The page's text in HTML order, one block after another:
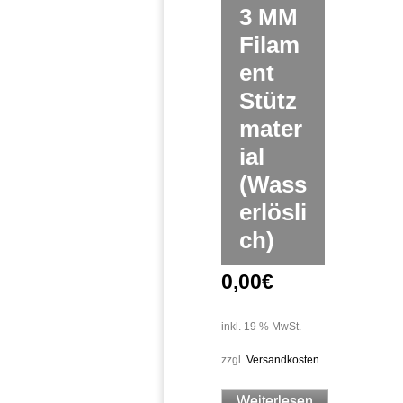
3 MM
Filam
ent
Stütz
mater
ial
(Wass
erlösli
ch)
0,00€
inkl. 19 % MwSt.
zzgl. Versandkosten